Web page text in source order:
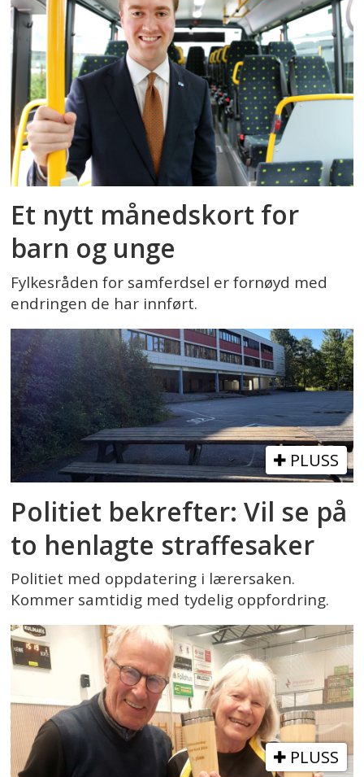
Et nytt månedskort for
barn og unge
Fylkesråden for samferdsel er fornøyd med
endringen de har innført.
PLUSS
Politiet bekrefter: Vil se på
to henlagte straffesaker
Politiet med oppdatering i lærersaken.
Kommer samtidig med tydelig oppfordring.
PLUSS